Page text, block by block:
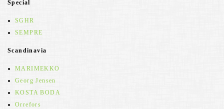
Special
SGHR
SEMPRE
Scandinavia
MARIMEKKO
Georg Jensen
KOSTA BODA
Orrefors